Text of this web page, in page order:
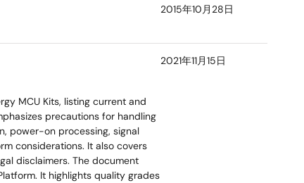
2015年10月28日
MCU Kits, listing current and
precautions for handling
power-on processing, signal
considerations. It also covers
disclaimers. The document
It highlights quality grades
2021年11月15日